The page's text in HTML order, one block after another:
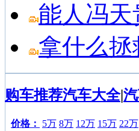
能人冯天
拿什么拯
购车推荐汽车大全|
价格： 5万 8万 12万 15万 22万